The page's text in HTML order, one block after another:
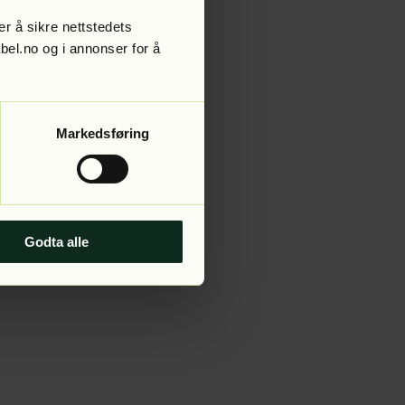
å sikre nettstedets
og i annonser for å
Markedsføring
Godta alle